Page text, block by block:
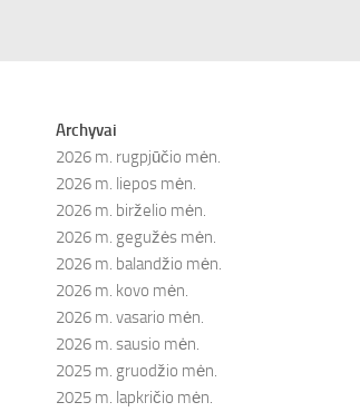
Archyvai
2026 m. rugpjūčio mėn.
2026 m. liepos mėn.
2026 m. birželio mėn.
2026 m. gegužės mėn.
2026 m. balandžio mėn.
2026 m. kovo mėn.
2026 m. vasario mėn.
2026 m. sausio mėn.
2025 m. gruodžio mėn.
2025 m. lapkričio mėn.